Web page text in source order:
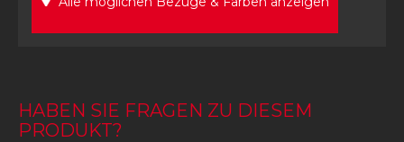
HABEN SIE FRAGEN ZU DIESEM
PRODUKT?